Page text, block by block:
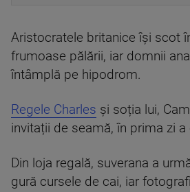
Aristocratele britanice își scot
frumoase pălării, iar domnii
întâmplă pe hipodrom.
Regele Charles și soția lui,
invitații de seamă, în prima zi a
Din loja regală, suverana a
gură cursele de cai, iar